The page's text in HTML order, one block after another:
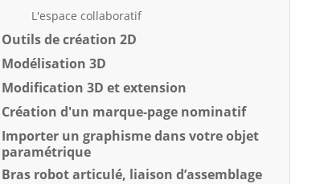
L'espace collaboratif
Outils de création 2D
Modélisation 3D
Modification 3D et extension
Création d'un marque-page nominatif
Importer un graphisme dans votre objet
paramétrique
Bras robot articulé, liaison d’assemblage